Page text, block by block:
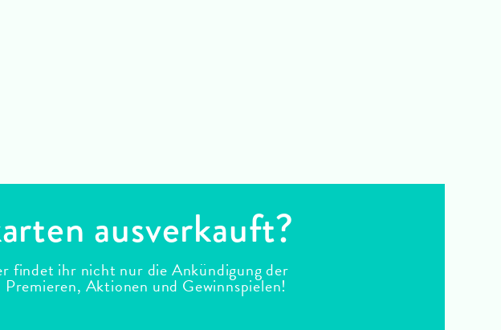
ausverkauft?
findet ihr nicht nur die Ankündigung der
Aktionen und Gewinnspielen!